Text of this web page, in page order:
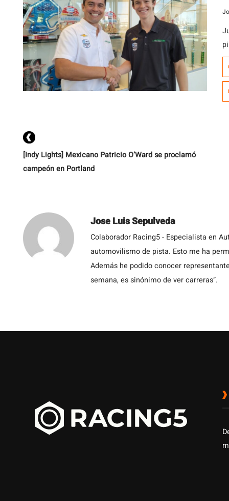
[Indy Lights] Mexicano Patricio O’Ward se proclamó
campeón en Portland
Jose Luis Sepulveda
Colaborador Racing5 - Especialista en
automovilismo de pista. Esto me ha
Además he podido conocer
semana, es sinónimo de ver carreras”.